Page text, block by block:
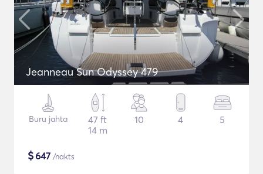
Jeanneau Sun Odyssey 479
Buru jahta
47 ft
14 m
10 4 5
$647 /nakts